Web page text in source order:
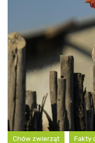
Chów zwierząt Fakty